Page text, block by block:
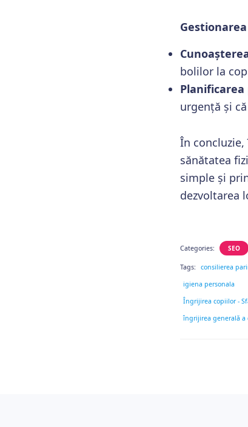
bolilor la
urgență și
În
sănătatea
simple și
dezvoltarea
Categories: SEO
Tags: consilierea
igiena personala
Îngrijirea copiilor -
îngrijirea generală a